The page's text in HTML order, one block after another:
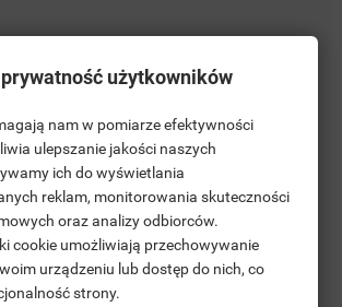
ŻYCZEŃ
SEIN, UM ARTIKEL IHRER
HINZUFÜGEN ZU KÖNNEN.
użytkowników
nam w pomiarze efektywności
ulepszanie jakości naszych
ich do wyświetlania
reklam, monitorowania skuteczności
oraz analizy odbiorców.
cookie umożliwiają przechowywanie
urządzeniu lub dostęp do nich, co
strony.